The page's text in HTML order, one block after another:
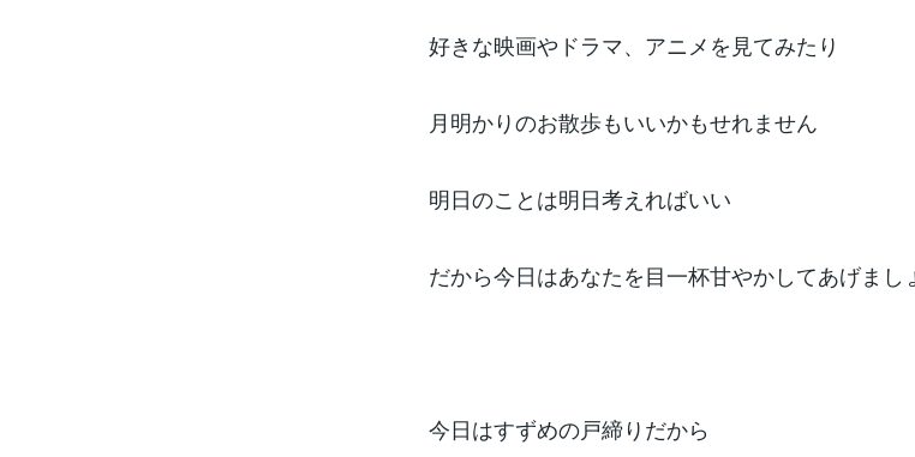
好きな映画やドラマ、アニメを見てみたり
月明かりのお散歩もいいかもせれません
明日のことは明日考えればいい
だから今日はあなたを目一杯甘やかしてあげまし
今日はすずめの戸締りだから